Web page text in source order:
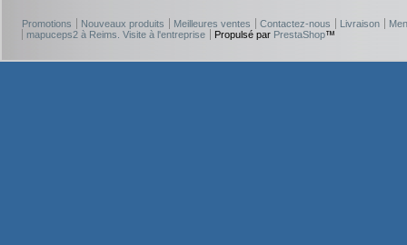
Promotions Nouveaux produits Meilleures ventes Contactez-nous Livraison
mapuceps2 à Reims. Visite à l'entreprise
Propulsé par PrestaShop™